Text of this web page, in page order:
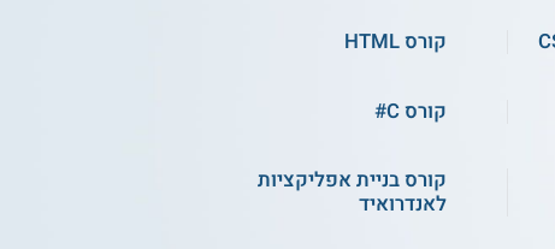
קורס HTML
קורס C#
קורס בניית אפליקציות
לאנדרואיד